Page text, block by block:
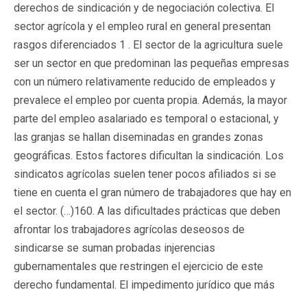
derechos de sindicación y de negociación colectiva. El
sector agrícola y el empleo rural en general presentan
rasgos diferenciados 1 . El sector de la agricultura suele
ser un sector en que predominan las pequeñas empresas
con un número relativamente reducido de empleados y
prevalece el empleo por cuenta propia. Además, la mayor
parte del empleo asalariado es temporal o estacional, y
las granjas se hallan diseminadas en grandes zonas
geográficas. Estos factores dificultan la sindicación. Los
sindicatos agrícolas suelen tener pocos afiliados si se
tiene en cuenta el gran número de trabajadores que hay en
el sector. (…)160. A las dificultades prácticas que deben
afrontar los trabajadores agrícolas deseosos de
sindicarse se suman probadas injerencias
gubernamentales que restringen el ejercicio de este
derecho fundamental. El impedimento jurídico que más